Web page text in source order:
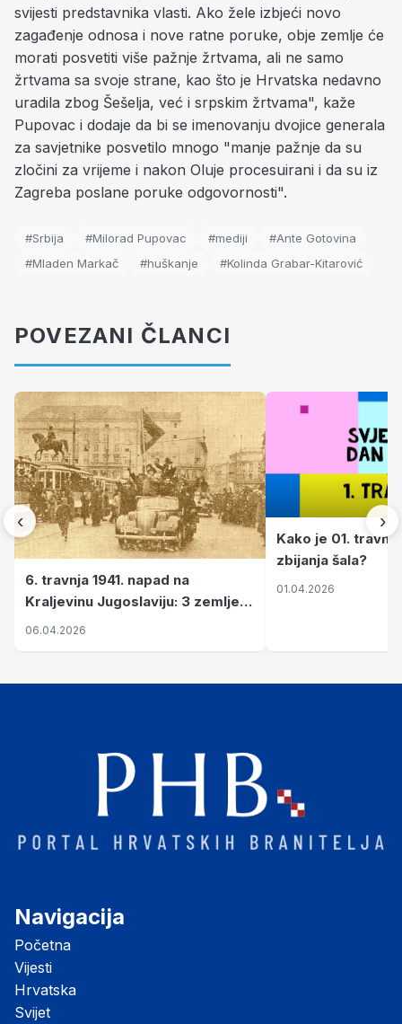
svijesti predstavnika vlasti. Ako žele izbjeći novo
zagađenje odnosa i nove ratne poruke, obje zemlje će
morati posvetiti više pažnje žrtvama, ali ne samo
žrtvama sa svoje strane, kao što je Hrvatska nedavno
uradila zbog Šešelja, već i srpskim žrtvama", kaže
Pupovac i dodaje da bi se imenovanju dvojice generala
za savjetnike posvetilo mnogo "manje pažnje da su
zločini za vrijeme i nakon Oluje procesuirani i da su iz
Zagreba poslane poruke odgovornosti".
#Srbija #Milorad Pupovac #mediji
#Ante Gotovina
#Mladen Markač
#huškanje #Kolinda Grabar-Kitarović
POVEZANI ČLANCI
‹
6. travnja 1941. napad na
Kraljevinu Jugoslaviju: 3 zemlje
nastale njenim raspadom
06.04.2026
Kako je 01.
zbijanja šala?
01.04.2026
›
Navigacija
Početna
Vijesti
Hrvatska
Svijet